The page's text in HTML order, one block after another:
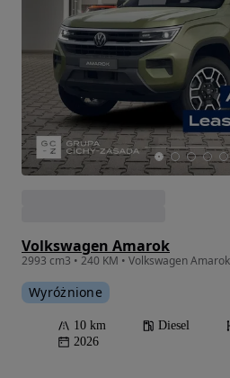
Volkswagen Amarok
Wyróżnione
10 km Diesel
2026